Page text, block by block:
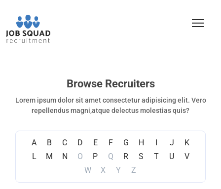
Browse Recruiters
Lorem ipsum dolor sit amet consectetur adipisicing elit. Vero
repellendus magni,atque delectus molestias quis?
A B C D E F G H I J
K
L
M N O P Q R S T U
V
W
X Y Z